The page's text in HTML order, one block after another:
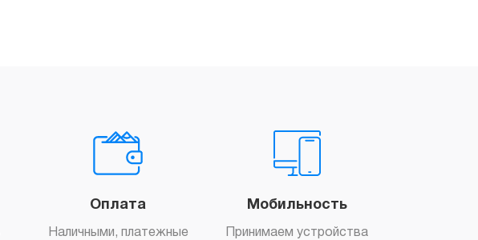
Оплата
Наличными, платежные
Мобильность
Принимаем устройства